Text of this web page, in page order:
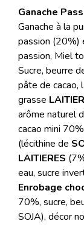
Ganache
Ganache à la
passion (20%)
passion, Miel
Sucre, beurre
pâte de cacao,
grasse
arôme naturel
cacao mini
(lécithine de
LAITIERES
eau, sucre
Enrobage
70%, sucre,
SOJA), décor